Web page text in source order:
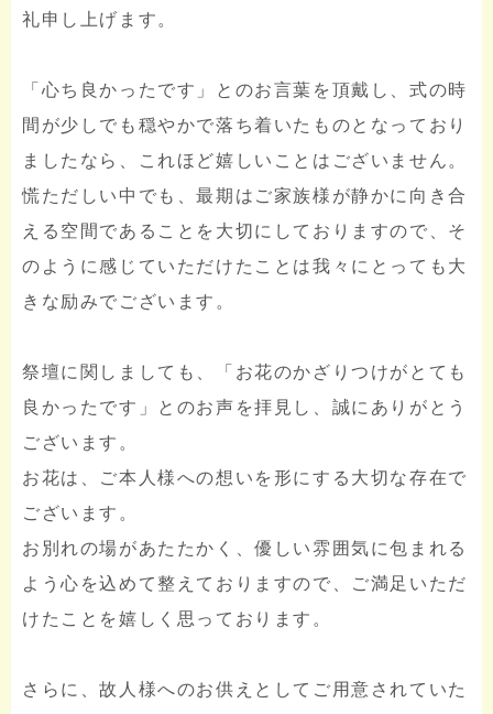
礼申し上げます。
「心ち良かったです」とのお言葉を頂戴し、式の時
間が少しでも穏やかで落ち着いたものとなっており
ましたなら、これほど嬉しいことはございません。
慌ただしい中でも、最期はご家族様が静かに向き合
える空間であることを大切にしておりますので、そ
のように感じていただけたことは我々にとっても大
きな励みでございます。
祭壇に関しましても、「お花のかざりつけがとても
良かったです」とのお声を拝見し、誠にありがとう
ございます。
お花は、ご本人様への想いを形にする大切な存在で
ございます。
お別れの場があたたかく、優しい雰囲気に包まれる
よう心を込めて整えておりますので、ご満足いただ
けたことを嬉しく思っております。
さらに、故人様へのお供えとしてご用意されていた